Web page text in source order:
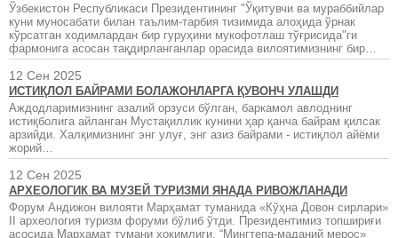
Ўзбекистон Республикаси Президентининг "Ўқитувчи ва мураббийлар
куни муносабати билан таълим-тарбия тизимида алоҳида ўрнак
кўрсатган ходимлардан бир гуруҳини мукофотлаш тўғрисида"ги
фармонига асосан тақдирланганлар орасида вилоятимизнинг бир…
12 Сен 2025
ИСТИҚЛОЛ БАЙРАМИ БОЛАЖОНЛАРГА ҚУВОНЧ УЛАШДИ
Аждодларимизнинг азалий орзуси бўлган, баркамол авлоднинг
истиқболига айланган Мустақиллик кунини ҳар қанча байрам қилсак
арзийди. Халқимизнинг энг улуғ, энг азиз байрами - истиқлол айёми
жорий…
12 Сен 2025
АРХЕОЛОГИК ВА МУЗЕЙ ТУРИЗМИ ЯНАДА РИВОЖЛАНАДИ
Форум Андижон вилояти Марҳамат туманида «Кўҳна Довон сирлари»
II археология туризм форуми бўлиб ўтди. Президентимиз топшириғи
асосида Марҳамат тумани ҳокимлиги, “Мингтепа-маданий мерос»